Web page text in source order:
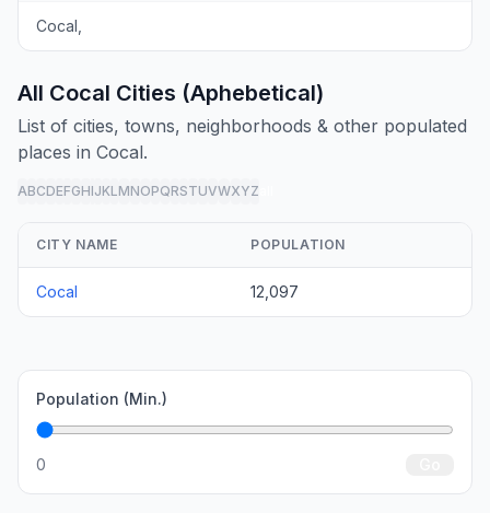
Cocal,
All Cocal Cities (Aphebetical)
List of cities, towns, neighborhoods & other populated
places in Cocal.
ABCDEFGHIJKLMNOPQRSTUVWXYZ
CITY NAME POPULATION
Cocal 12,097
Population (Min.)
0